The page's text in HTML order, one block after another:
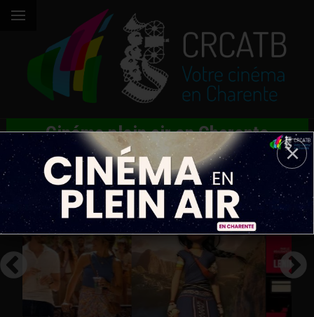
Cinéma plein air en Charente